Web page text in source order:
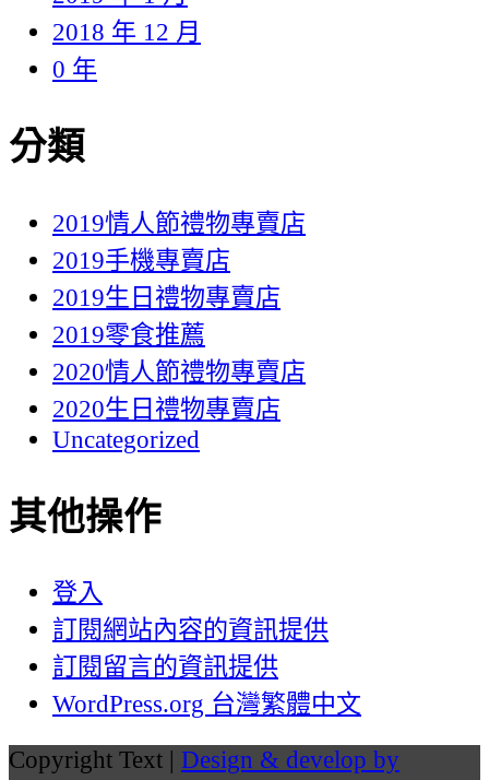
2018 年 12 月
0 年
分類
2019情人節禮物專賣店
2019手機專賣店
2019生日禮物專賣店
2019零食推薦
2020情人節禮物專賣店
2020生日禮物專賣店
Uncategorized
其他操作
登入
訂閱網站內容的資訊提供
訂閱留言的資訊提供
WordPress.org 台灣繁體中文
Copyright Text | Design & develop by